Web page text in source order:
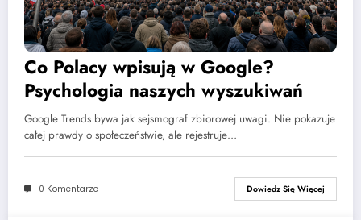
Co Polacy wpisują w Google?
Psychologia naszych wyszukiwań
Google Trends bywa jak sejsmograf zbiorowej uwagi. Nie pokazuje
całej prawdy o społeczeństwie, ale rejestruje…
0 Komentarze Dowiedz Się Więcej